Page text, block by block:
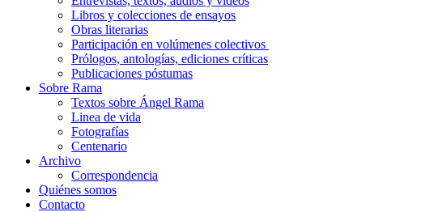
Libros y colecciones de ensayos
Obras literarias
Participación en volúmenes colectivos
Prólogos, antologías, ediciones críticas
Publicaciones póstumas
Sobre Rama
Textos sobre Ángel Rama
Linea de vida
Fotografías
Centenario
Archivo
Correspondencia
Quiénes somos
Contacto